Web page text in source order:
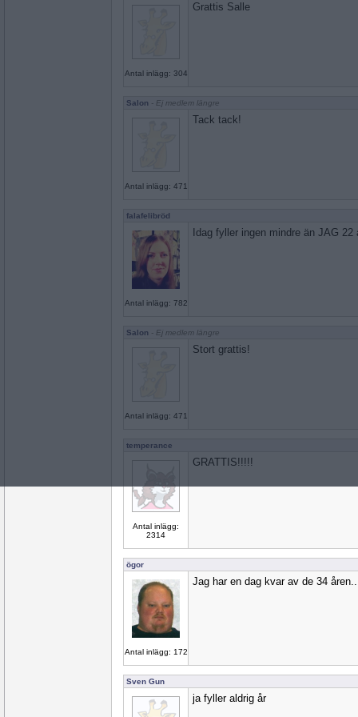
Antal inlägg: 304
Grattis Salle
Salon - Ej medlem längre
Antal inlägg: 471
Tack tack!
falafelibröd
Antal inlägg: 782
Idag fyller ingen mindre än JAG 22
Salon - Ej medlem längre
Antal inlägg: 471
Stort grattis!
temperance
Antal inlägg:
2314
GRATTIS!!!!!
ögor
Antal inlägg: 172
Jag har en dag kvar av de 34 åren..
Sven Gun
ja fyller aldrig år